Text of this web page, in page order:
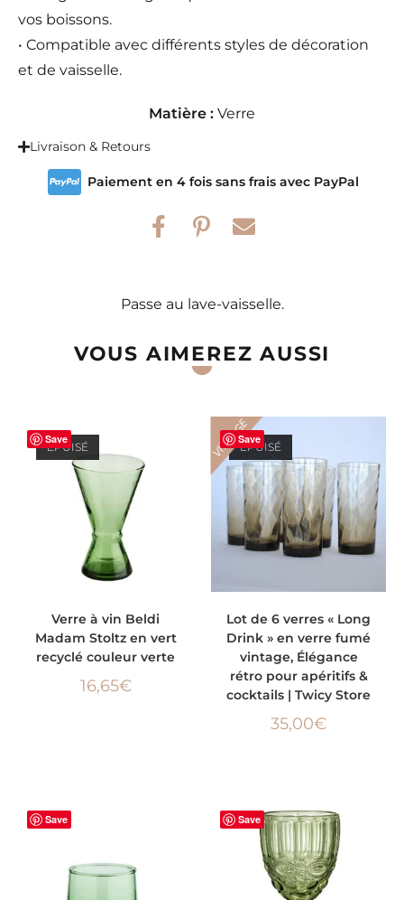
vos boissons.
• Compatible avec différents styles de décoration
et de vaisselle.
Matière : Verre
Livraison & Retours
Paiement en 4 fois sans frais avec PayPal
Passe au lave-vaisselle.
VOUS AIMEREZ AUSSI
Save
ÉPUISÉ
Verre à vin Beldi
Madam Stoltz en vert
recyclé couleur verte
16,65€
Save
VINTAGEÉPUISÉ
Lot de 6 verres « Long
Drink » en verre fumé
vintage, Élégance
rétro pour apéritifs &
cocktails | Twicy Store
35,00€
Save Save